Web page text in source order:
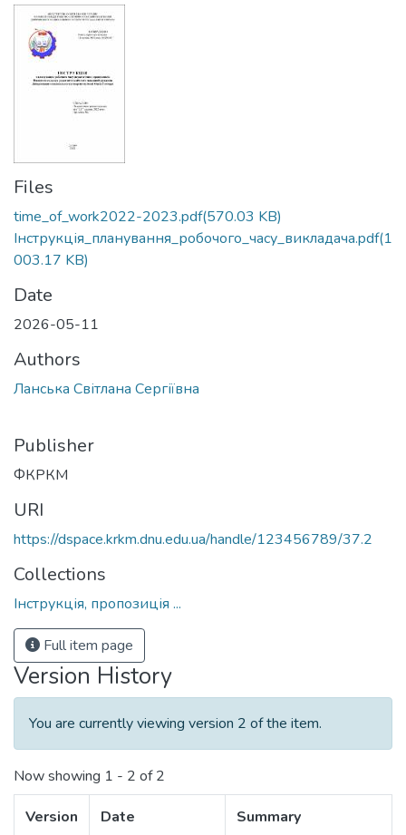
Files
time_of_work2022-2023.pdf(570.03 KB)
Інструкція_планування_робочого_часу_викладача.pdf(1
003.17 KB)
Date
2026-05-11
Authors
Ланська Світлана Сергіївна
Publisher
ФКРКМ
URI
https://dspace.krkm.dnu.edu.ua/handle/123456789/37.2
Collections
Інструкція, пропозиція ...
Full item page
Version History
You are currently viewing version 2 of the item.
Now showing 1 - 2 of 2
Version Date Summary